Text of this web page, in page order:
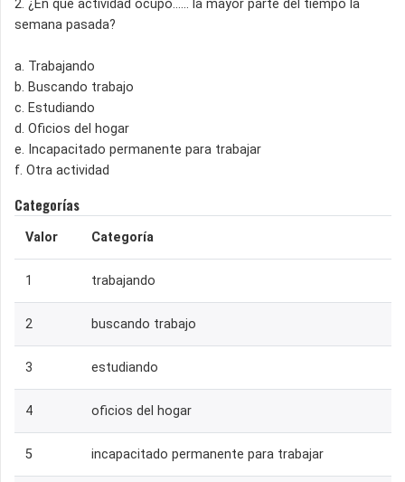
2. ¿En que actividad ocupó...... la mayor parte del tiempo la
semana pasada?
a. Trabajando
b. Buscando trabajo
c. Estudiando
d. Oficios del hogar
e. Incapacitado permanente para trabajar
f. Otra actividad
Categorías
Valor Categoría
1 trabajando
2 buscando trabajo
3 estudiando
4 oficios del hogar
5 incapacitado permanente para trabajar